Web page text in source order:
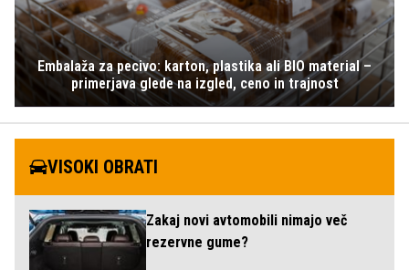
Embalaža za pecivo: karton, plastika ali BIO material –
primerjava glede na izgled, ceno in trajnost
VISOKI OBRATI
Zakaj novi avtomobili nimajo več
rezervne gume?